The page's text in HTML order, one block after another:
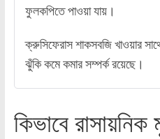
ফুলকপিতে পাওয়া যায়।
ক্রুসিফেরাস শাকসবজি খাওয়ার
ঝুঁকি কমে কমার সম্পর্ক রয়েছে।
কিভাবে